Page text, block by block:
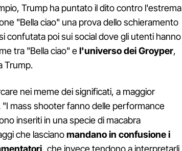
Trump ha puntato il dito contro l'estrema
"Bella ciao" una prova dello schieramento
confutata poi sui social dove gli utenti hanno
tra "Bella ciao" el'universo dei Groyper,
Trump.
nei meme dei significati, a maggior
"I mass shooter fanno delle performance
inseriti in una specie di macabra
che lascianomandano in confusione i
che invece tendono a interpretarli